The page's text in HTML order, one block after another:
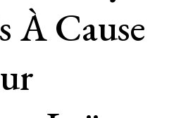
À Cause